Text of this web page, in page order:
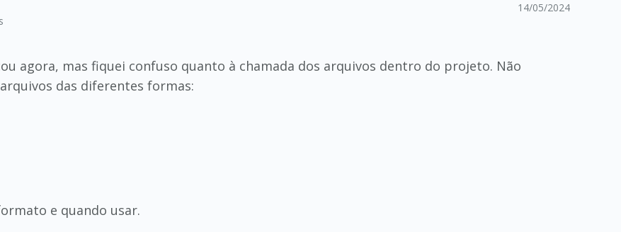
14/05/2024
agora, mas fiquei confuso quanto à chamada dos arquivos dentro do projeto. Não
das diferentes formas:
e quando usar.